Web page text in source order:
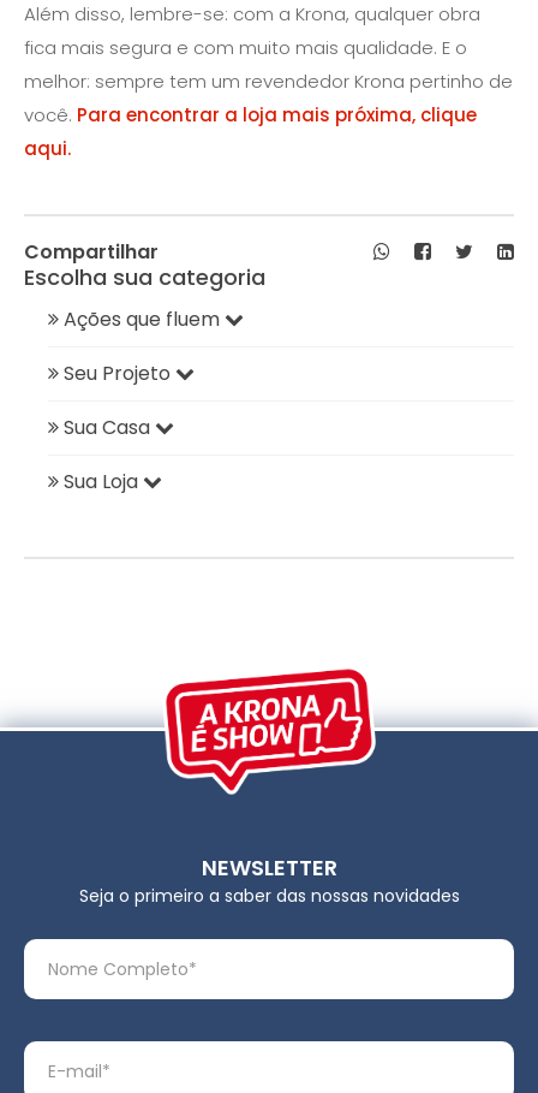
Além disso, lembre-se: com a Krona, qualquer obra
fica mais segura e com muito mais qualidade. E o
melhor: sempre tem um revendedor Krona pertinho de
você. Para encontrar a loja mais próxima, clique
aqui.
Compartilhar
Escolha sua categoria
Ações que fluem
Seu Projeto
Sua Casa
Sua Loja
NEWSLETTER
Seja o primeiro a saber das nossas novidades